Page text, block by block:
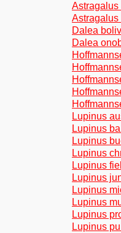
Astragalus
Astragalus
Dalea
Dalea
Lupinus
Lupinus
Lupinus
Lupinus
Lupinus
Lupinus
Lupinus
Lupinus
Lupinus
Lupinus